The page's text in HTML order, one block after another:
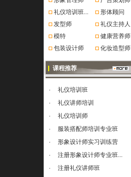
礼仪培训班...
形体顾问
发型师
礼仪主持人
模特
健康营养师
包装设计师
化妆造型师
课程推荐
·
礼仪培训班
·
礼仪讲师培训
·
礼仪培训师
·
服装搭配师培训专业班
·
形象设计师实习训练营
·
注册形象设计师专业班...
·
注册礼仪讲师班